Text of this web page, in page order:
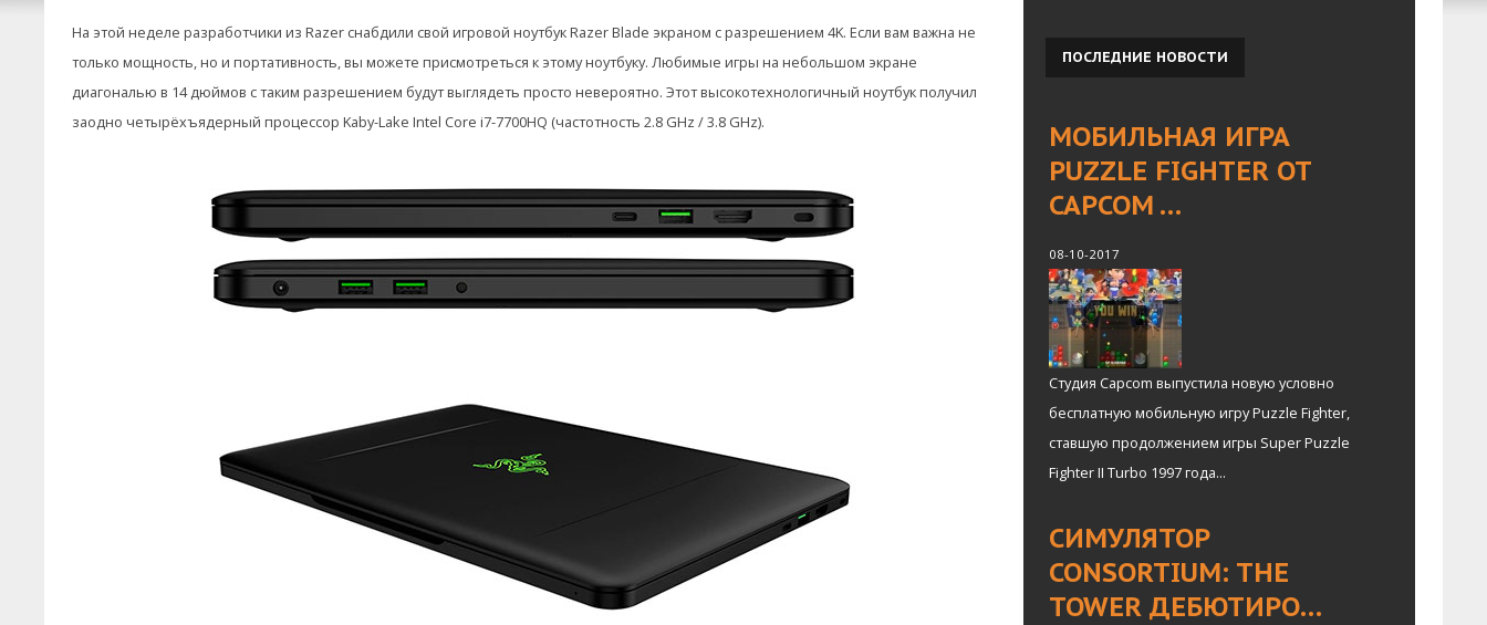
На этой неделе разработчики из Razer снабдили свой игровой ноутбук Razer Blade экраном с разрешением 4K. Если вам важна не
только мощность, но и портативность, вы можете присмотреться к этому ноутбуку. Любимые игры на небольшом экране
диагональю в 14 дюймов с таким разрешением будут выглядеть просто невероятно. Этот высокотехнологичный ноутбук получил
заодно четырёхъядерный процессор Kaby-Lake Intel Core i7-7700HQ (частотность 2.8 GHz / 3.8 GHz).
ПОСЛЕДНИЕ НОВОСТИ
МОБИЛЬНАЯ ИГРА
PUZZLE FIGHTER ОТ
CAPCOM …
08-10-2017
Студия Capcom выпустила новую условно
бесплатную мобильную игру Puzzle Fighter,
ставшую продолжением игры Super Puzzle
Fighter II Turbo 1997 года...
СИМУЛЯТОР
CONSORTIUM: THE
TOWER ДЕБЮТИРО…